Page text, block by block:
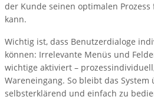
der Kunde seinen optimalen
kann.
Wichtig ist, dass Benutzerdialoge
können: Irrelevante Menüs und
wichtige aktiviert –
Wareneingang. So bleibt das System
selbsterklärend und einfach zu